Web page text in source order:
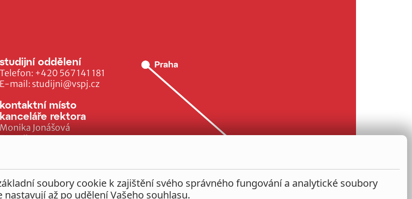
studijní oddělení
Telefon: +420 567 141 181
E-mail: studijni@vspj.cz
kontaktní místo
kanceláře rektora
Monika Jonášová
mail:
soubory cookie k zajištění svého správného fungování a analytické soubory
až po udělení Vašeho souhlasu.